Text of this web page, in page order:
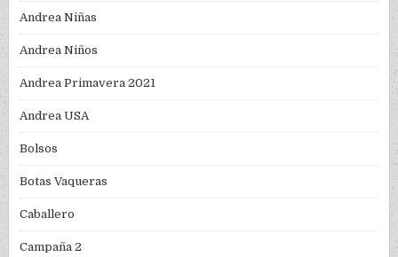
Andrea Niñas
Andrea Niños
Andrea Primavera 2021
Andrea USA
Bolsos
Botas Vaqueras
Caballero
Campaña 2